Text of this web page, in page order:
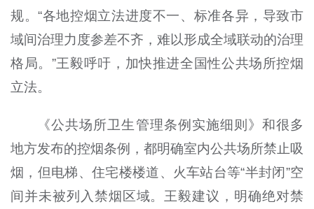
规。“各地控烟立法进度不一、标准各异，导致市
域间治理力度参差不齐，难以形成全域联动的治理
格局。”王毅呼吁，加快推进全国性公共场所控烟
立法。
《公共场所卫生管理条例实施细则》和很多
地方发布的控烟条例，都明确室内公共场所禁止吸
烟，但电梯、住宅楼楼道、火车站台等“半封闭”空
间并未被列入禁烟区域。王毅建议，明确绝对禁